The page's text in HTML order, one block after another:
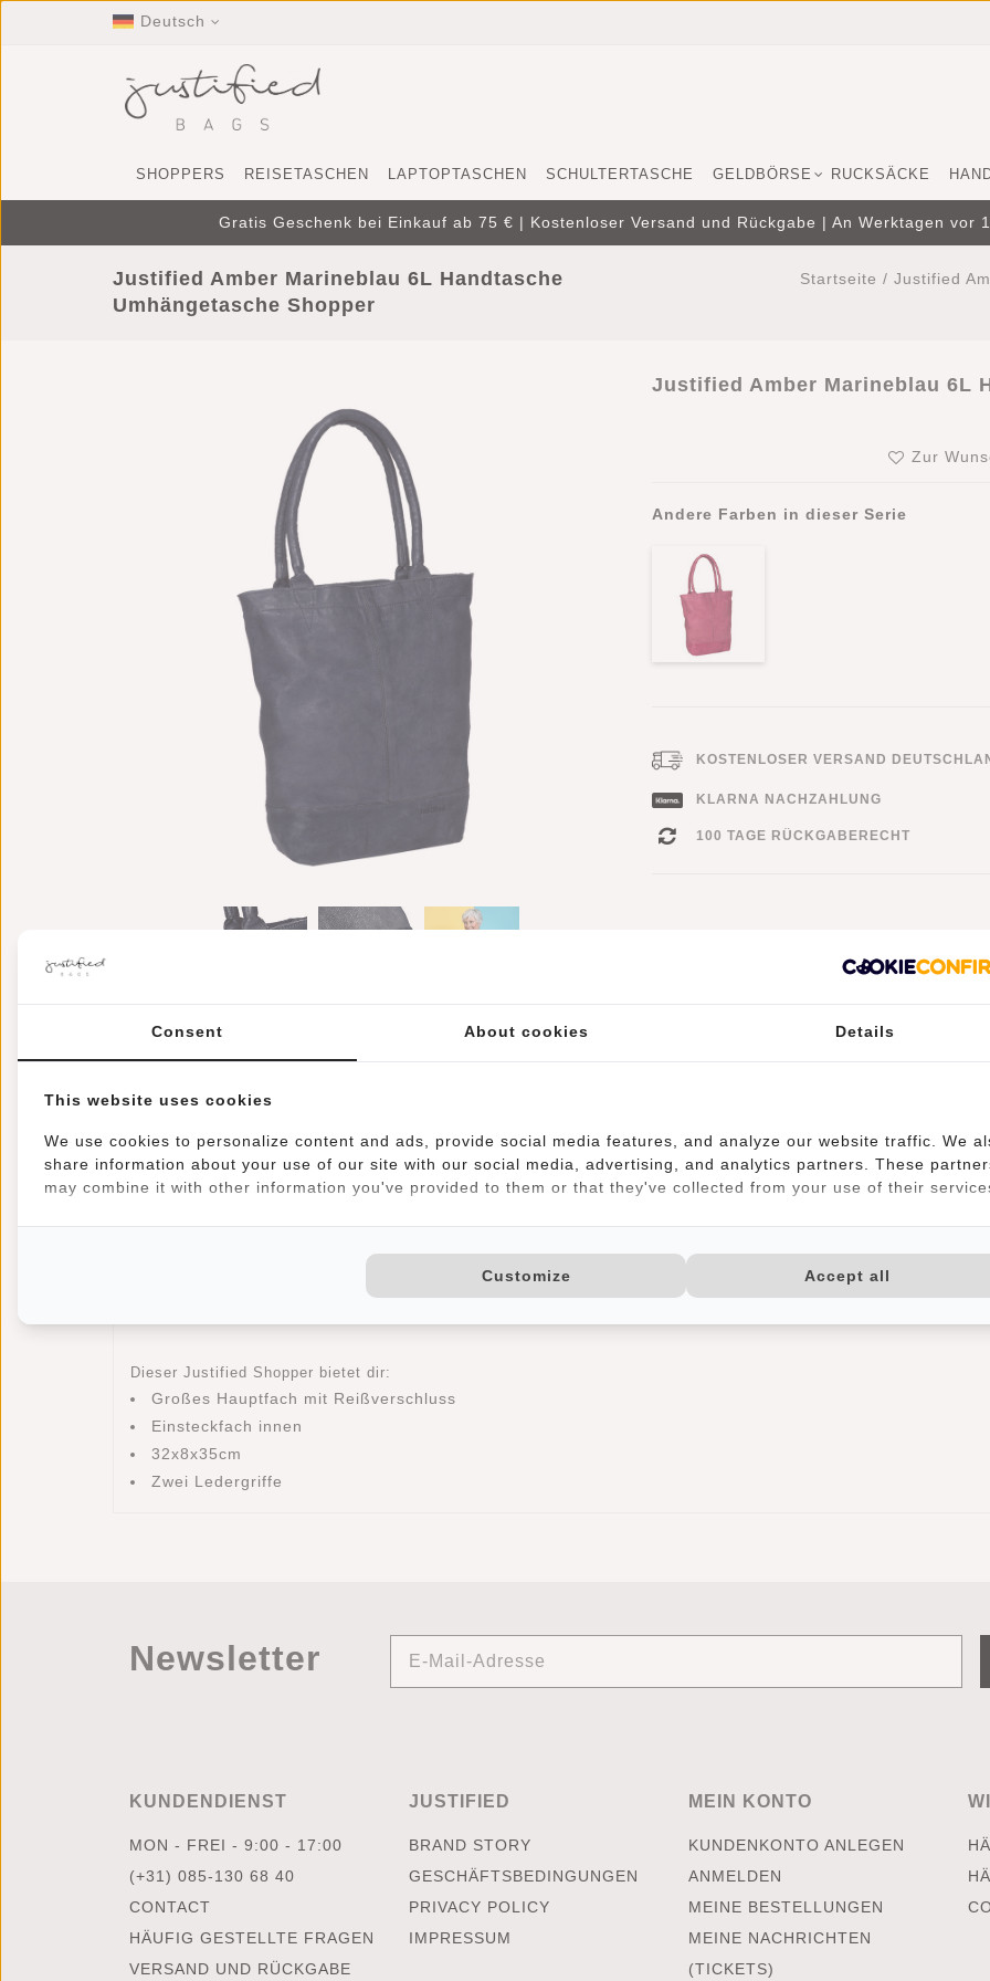
Deutsch
SHOPPERS REISETASCHEN LAPTOPTASCHEN SCHULTERTASCHE GELDBÖRSE RUCKSÄCKE
Gratis Geschenk bei Einkauf ab 75 € | Kostenloser Versand und Rückgabe | An Werktagen vor
Justified Amber Marineblau 6L Handtasche
Umhängetasche Shopper
Startseite / Justified
Justified Amber Marineblau 6L
Zur
Andere Farben in dieser Serie
KOSTENLOSER VERSAND
KLARNA NACHZAHLUNG
100 TAGE RÜCKGABERECHT
Informationen
Artikelnummer::
10.004502
Verfügbarkeit:
Auf Lager
Dinge und Kleidungsstücke unterbringen. Die Tasche trägt sich dank dem weichen Leder und den angenehmen
Hauptfach mit Reißverschluss befindet sich ein Einsteckfach für dein Handy. Ein echter Eyecatcher, der dich zur
Dieser Justified Shopper bietet dir:
Großes Hauptfach mit Reißverschluss
Einsteckfach innen
32x8x35cm
Zwei Ledergriffe
Newsletter
KUNDENDIENST
MON - FREI - 9:00 - 17:00
(+31) 085-130 68 40
CONTACT
HÄUFIG GESTELLTE FRAGEN
VERSAND UND RÜCKGABE
JUSTIFIED
BRAND STORY
GESCHÄFTSBEDINGUNGEN
PRIVACY POLICY
IMPRESSUM
MEIN KONTO
KUNDENKONTO ANLEGEN
ANMELDEN
MEINE BESTELLUNGEN
MEINE NACHRICHTEN
(TICKETS)
Consent About cookies Details
This website uses cookies
We use cookies to personalize content and ads, provide social media features, and analyze our website traffic. We
share information about your use of our site with our social media, advertising, and analytics partners. These
may combine it with other information you've provided to them or that they've collected from your use of their
Customize Accept all